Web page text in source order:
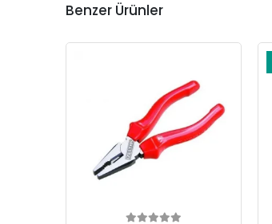
Benzer Ürünler